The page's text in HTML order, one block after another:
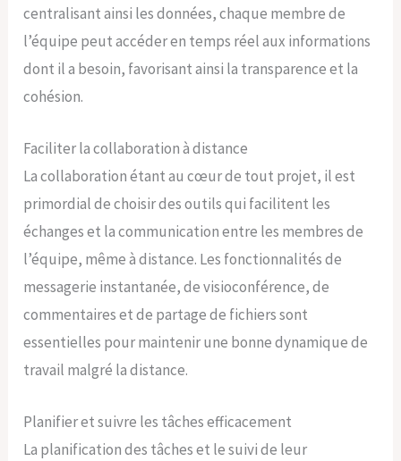
centralisant ainsi les données, chaque membre de
l’équipe peut accéder en temps réel aux informations
dont il a besoin, favorisant ainsi la transparence et la
cohésion.
Faciliter la collaboration à distance
La collaboration étant au cœur de tout projet, il est
primordial de choisir des outils qui facilitent les
échanges et la communication entre les membres de
l’équipe, même à distance. Les fonctionnalités de
messagerie instantanée, de visioconférence, de
commentaires et de partage de fichiers sont
essentielles pour maintenir une bonne dynamique de
travail malgré la distance.
Planifier et suivre les tâches efficacement
La planification des tâches et le suivi de leur